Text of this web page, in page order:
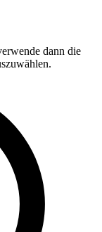
dann die